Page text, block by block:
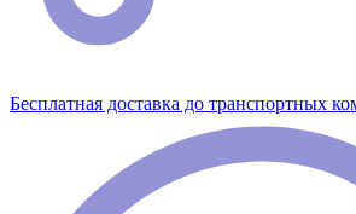
Бесплатная доставка до транспортных